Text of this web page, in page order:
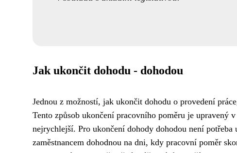
Jak ukončit dohodu - dohodou
Jednou z možností, jak ukončit dohodu o provedení
Tento způsob ukončení pracovního poměru je upravený
nejrychlejší. Pro ukončení dohody dohodou není potřeba
zaměstnancem dohodnou na dni, kdy pracovní poměr